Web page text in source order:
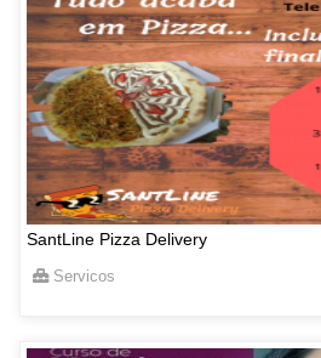
SantLine Pizza Delivery
Servicos